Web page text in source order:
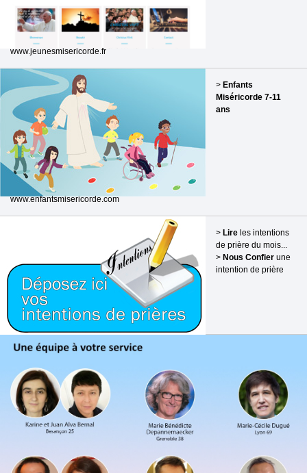
www.jeunesmisericorde.fr
> Enfants
Miséricorde 7-11
ans
www.enfantsmisericorde.com
> Lire les intentions
de prière du mois...
> Nous Confier une
intention de prière